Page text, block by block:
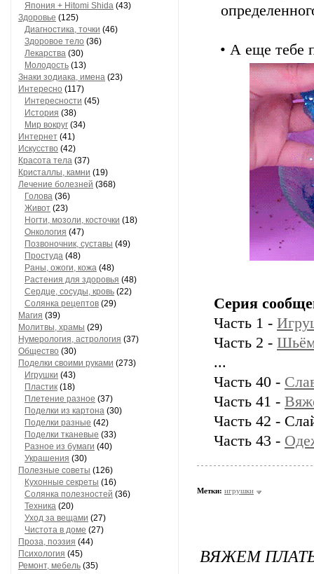
Япония + Hitomi Shida (43)
Здоровье (125)
Диагностика, точки (46)
Здоровое тело (36)
Лекарства (30)
Молодость (13)
Знаки зодиака, имена (23)
Интересно (117)
Интересности (45)
История (38)
Мир вокруг (34)
Интернет (41)
Искусство (42)
Красота тела (37)
Кристаллы, камни (19)
Лечение болезней (368)
Голова (36)
Живот (23)
Ногти, мозоли, косточки (18)
Онкология (47)
Позвоночник, суставы (49)
Простуда (48)
Раны, ожоги, кожа (48)
Растения для здоровья (48)
Сердце, сосуды, кровь (22)
Солянка рецептов (29)
Магия (39)
Молитвы, храмы (29)
Нумерология, астрология (37)
Общество (30)
Поделки своими руками (273)
Игрушки (43)
Пластик (18)
Плетение разное (37)
Поделки из картона (30)
Поделки разные (42)
Поделки тканевые (33)
Разное из бумаги (40)
Украшения (30)
Полезные советы (126)
Кухонные секреты (16)
Солянка полезностей (36)
Техника (20)
Уход за вещами (27)
Чистота в доме (27)
Проза, поэзия (44)
Психология (45)
Ремонт, мебель (35)
• А еще тебе
Серия
Часть 1 -
Часть 2 - Шьём
...
Часть 40 -
Часть 41 -
Часть 42 -
Часть 43 -
Метки: игрушки
ВЯЖЕМ